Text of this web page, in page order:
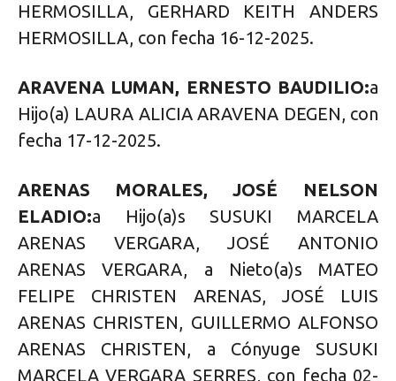
HERMOSILLA, GERHARD KEITH ANDERS
HERMOSILLA, con fecha 16-12-2025.
ARAVENA LUMAN, ERNESTO BAUDILIO:a
Hijo(a) LAURA ALICIA ARAVENA DEGEN, con
fecha 17-12-2025.
ARENAS MORALES, JOSÉ NELSON
ELADIO:a Hijo(a)s SUSUKI MARCELA
ARENAS VERGARA, JOSÉ ANTONIO
ARENAS VERGARA, a Nieto(a)s MATEO
FELIPE CHRISTEN ARENAS, JOSÉ LUIS
ARENAS CHRISTEN, GUILLERMO ALFONSO
ARENAS CHRISTEN, a Cónyuge SUSUKI
MARCELA VERGARA SERRES, con fecha 02-